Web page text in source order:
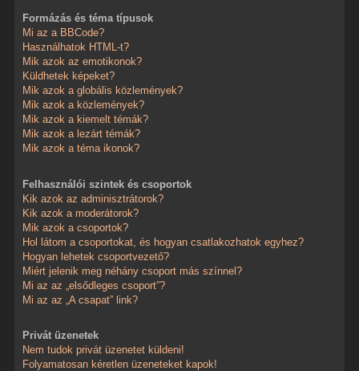
Formázás és téma típusok
Mi az a BBCode?
Használhatok HTML-t?
Mik azok az emotikonok?
Küldhetek képeket?
Mik azok a globális közlemények?
Mik azok a közlemények?
Mik azok a kiemelt témák?
Mik azok a lezárt témák?
Mik azok a téma ikonok?
Felhasználói szintek és csoportok
Kik azok az adminisztrátorok?
Kik azok a moderátorok?
Mik azok a csoportok?
Hol látom a csoportokat, és hogyan csatlakozhatok egyhez?
Hogyan lehetek csoportvezető?
Miért jelenik meg néhány csoport más színnel?
Mi az az „elsődleges csoport”?
Mi az az „A csapat” link?
Privát üzenetek
Nem tudok privát üzenetet küldeni!
Folyamatosan kéretlen üzeneteket kapok!